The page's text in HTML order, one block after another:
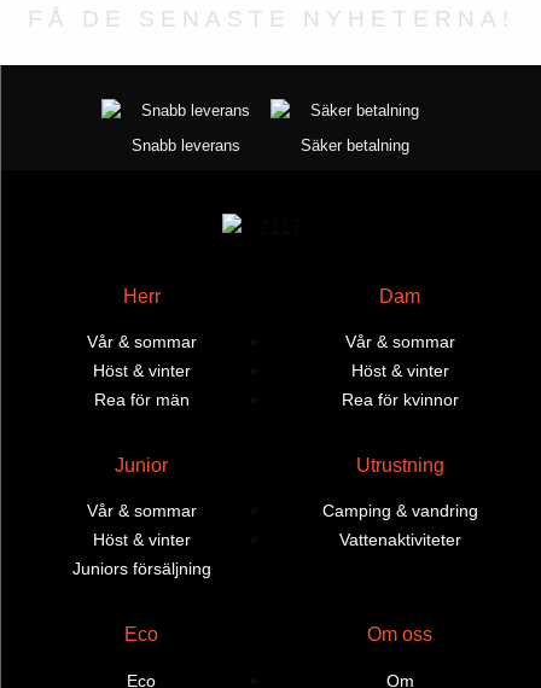
väljas
produktsidan
väljas
produktsidan
FÅ DE SENASTE NYHETERNA!
Snabb leverans Säker betalning
Herr
Vår & sommar
Höst & vinter
Rea för män
Dam
Vår & sommar
Höst & vinter
Rea för kvinnor
Junior
Vår & sommar
Höst & vinter
Juniors försäljning
Utrustning
Camping & vandring
Vattenaktiviteter
Eco
Eco
Om oss
Om